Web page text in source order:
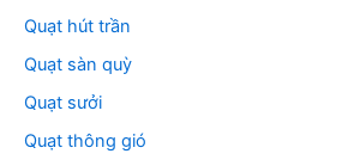
Quạt hút trần
Quạt sàn quỳ
Quạt sưởi
Quạt thông gió